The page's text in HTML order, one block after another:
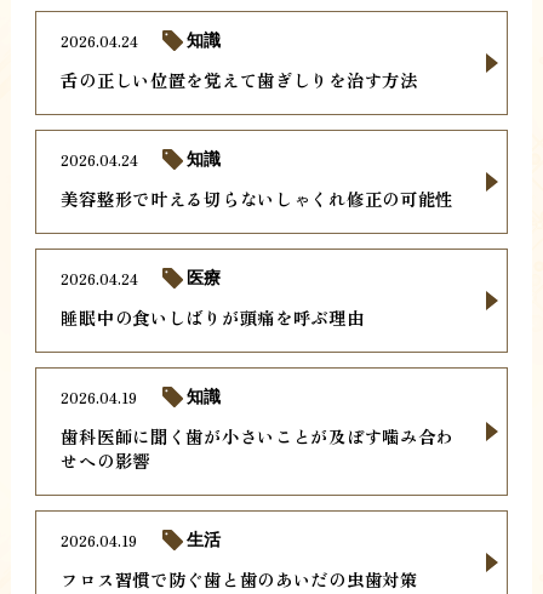
舌の正しい位置を覚えて歯ぎしりを治す方法
2026.04.24 知識
美容整形で叶える切らないしゃくれ修正の可能性
2026.04.24 知識
睡眠中の食いしばりが頭痛を呼ぶ理由
2026.04.24 医療
歯科医師に聞く歯が小さいことが及ぼす噛み合わ
せへの影響
2026.04.19 知識
フロス習慣で防ぐ歯と歯のあいだの虫歯対策
2026.04.19 生活